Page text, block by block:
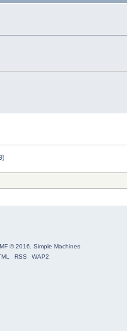
© 2016
Simple Machines
RSS WAP2